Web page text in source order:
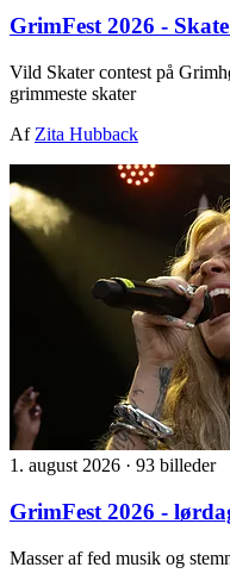
GrimFest 2026 -
Vild Skater contest på
grimmeste skater
Af Zita Hubback
1. august 2026 · 93 billeder
GrimFest 2026 -
Masser af fed musik og